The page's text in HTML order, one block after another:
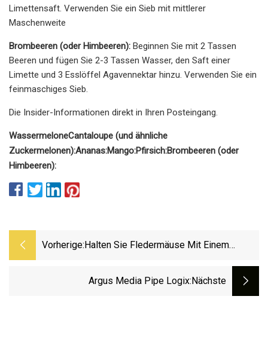
Limettensaft. Verwenden Sie ein Sieb mit mittlerer
Maschenweite
Brombeeren (oder Himbeeren): Beginnen Sie mit 2 Tassen
Beeren und fügen Sie 2-3 Tassen Wasser, den Saft einer
Limette und 3 Esslöffel Agavennektar hinzu. Verwenden Sie ein
feinmaschiges Sieb.
Die Insider-Informationen direkt in Ihren Posteingang.
WassermeloneCantaloupe (und ähnliche
Zuckermelonen):Ananas:Mango:Pfirsich:Brombeeren (oder
Himbeeren):
Vorherige: Halten Sie Fledermäuse Mit Einem
Besitzen, Von Ihrem Zuhause Fern
Argus Media Pipe Logix:nächste